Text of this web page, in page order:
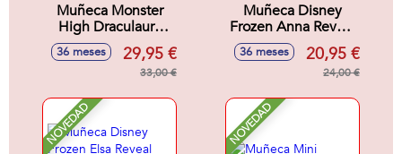
Muñeca Monster
High Draculaura
Con Accesorios.
12x8x8 cm
36 meses 29,95 €
33,00 €
Muñeca Disney
Frozen Anna Reveal
Con Accesorio
Sorpresa 33x18x8
36 meses 20,95 €
24,00 €
NOVEDAD NOVEDAD